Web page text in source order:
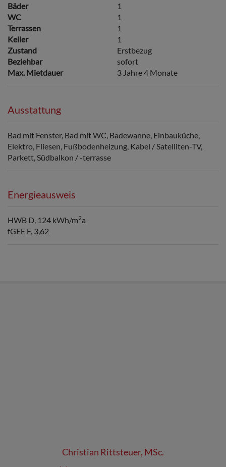
Bäder
1
WC
1
Terrassen
1
Keller
1
Zustand
Erstbezug
Beziehbar
sofort
Max. Mietdauer
3 Jahre 4 Monate
Ausstattung
Bad mit Fenster Bad mit WC Badewanne Einbauküche
Elektro Fliesen Fußbodenheizung Kabel / Satelliten-TV
Parkett Südbalkon / -terrasse
Energieausweis
HWB D, 124 kWh/m2a
fGEE F, 3,62
Christian Rittsteuer, MSc.